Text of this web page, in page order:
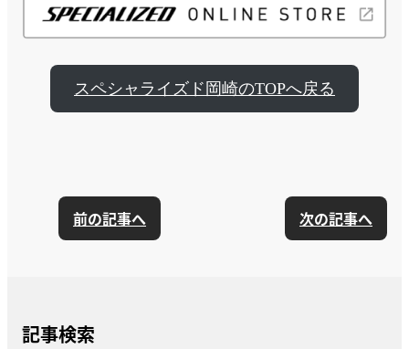
スペシャライズド岡崎のTOPへ戻る
前の記事へ 次の記事へ
記事検索